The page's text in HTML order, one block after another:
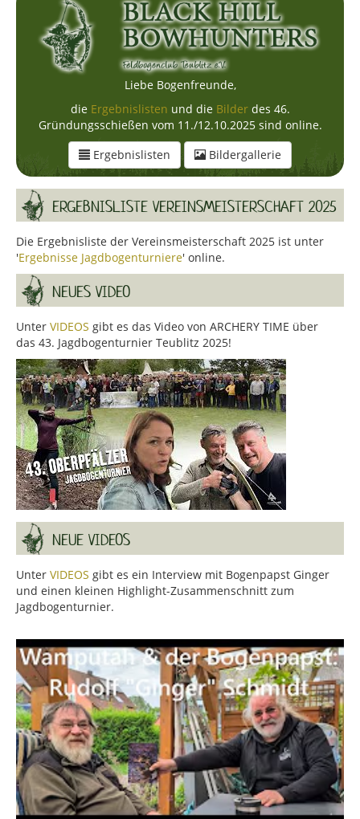
Liebe Bogenfreunde,
die Ergebnislisten und die Bilder des 46.
Gründungsschießen vom 11./12.10.2025 sind online.
Ergebnislisten
Bildergallerie
ERGEBNISLISTE VEREINSMEISTERSCHAFT 2025
Die Ergebnisliste der Vereinsmeisterschaft 2025 ist unter
'Ergebnisse Jagdbogenturniere' online.
NEUES VIDEO
Unter VIDEOS gibt es das Video von ARCHERY TIME über
das 43. Jagdbogenturnier Teublitz 2025!
NEUE VIDEOS
Unter VIDEOS gibt es ein Interview mit Bogenpapst Ginger
und einen kleinen Highlight-Zusammenschnitt zum
Jagdbogenturnier.